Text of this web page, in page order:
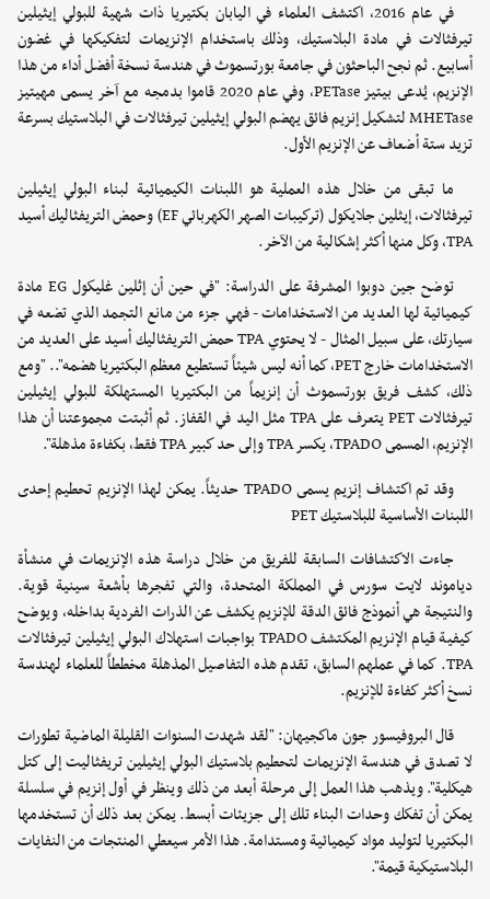
في عام 2016، اكتشف العلماء في اليابان بكتيريا ذات شهية للبولي إيثيلين
تيرفثالات في مادة البلاستيك، وذلك باستخدام الإنزيمات لتفكيكها في غضون
أسابيع. ثم نجح الباحثون في جامعة بورتسموث في هندسة نسخة أفضل أداء من هذا
الإنزيم، يُدعى بيتيز PETase، وفي عام 2020 قاموا بدمجه مع آخر يسمى مهيتيز
MHETase لتشكيل إنزيم فائق يهضم البولي إيثيلين تيرفثالات في البلاستيك بسرعة
تزيد ستة أضعاف عن الإنزيم الأول.
ما تبقى من خلال هذه العملية هو اللبنات الكيميائية لبناء البولي إيثيلين
تيرفثالات، إيثلين جلايكول (تركيبات الصهر الكهربائي EF) وحمض التريفثاليك أسيد
TPA، وكل منها أكثر إشكالية من الآخر.
توضح جين دوبوا المشرفة على الدراسة: "في حين أن إثلين غليكول EG مادة
كيميائية لها العديد من الاستخدامات - فهي جزء من مانع التجمد الذي تضعه في
سيارتك، على سبيل المثال - لا يحتوي TPA حمض التريفثاليك أسيد على العديد من
الاستخدامات خارج PET، كما أنه ليس شيئاً تستطيع معظم البكتيريا هضمه".. "ومع
ذلك، كشف فريق بورتسموث أن إنزيماً من البكتيريا المستهلكة للبولي إيثيلين
تيرفثالات PET يتعرف على TPA مثل اليد في القفاز. ثم أثبتت مجموعتنا أن هذا
الإنزيم، المسمى TPADO، يكسر TPA وإلى حد كبير TPA فقط، بكفاءة مذهلة".
وقد تم اكتشاف إنزيم يسمى TPADO حديثاً. يمكن لهذا الإنزيم تحطيم إحدى
اللبنات الأساسية للبلاستيك PET
جاءت الاكتشافات السابقة للفريق من خلال دراسة هذه الإنزيمات في منشأة
دياموند لايت سورس في المملكة المتحدة، والتي تفجرها بأشعة سينية قوية.
والنتيجة هي أنموذج فائق الدقة للإنزيم يكشف عن الذرات الفردية بداخله، ويوضح
كيفية قيام الإنزيم المكتشف TPADO بواجبات استهلاك البولي إيثيلين تيرفثالات
TPA. كما في عملهم السابق، تقدم هذه التفاصيل المذهلة مخططاً للعلماء لهندسة
نسخ أكثر كفاءة للإنزيم.
قال البروفيسور جون ماكجيهان: "لقد شهدت السنوات القليلة الماضية تطورات
لا تصدق في هندسة الإنزيمات لتحطيم بلاستيك البولي إيثيلين تريفثاليت إلى كتل
هيكلية". ويذهب هذا العمل إلى مرحلة أبعد من ذلك وينظر في أول إنزيم في سلسلة
يمكن أن تفكك وحدات البناء تلك إلى جزيئات أبسط. يمكن بعد ذلك أن تستخدمها
البكتيريا لتوليد مواد كيميائية ومستدامة. هذا الأمر سيعطي المنتجات من النفايات
البلاستيكية قيمة".